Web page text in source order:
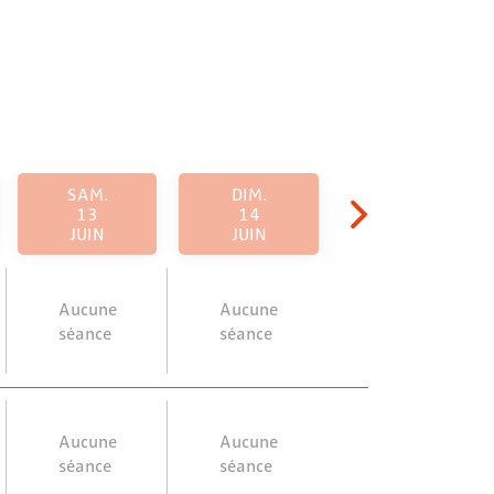
SAM.
13
JUIN
Aucune
séance
Aucune
séance
DIM.
14
JUIN
Aucune
séance
Aucune
séance